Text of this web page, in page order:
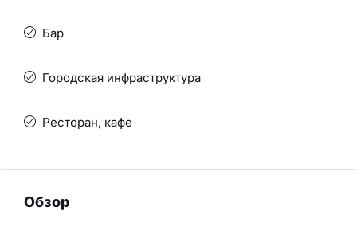
Бар
Городская инфраструктура
Ресторан, кафе
Обзор